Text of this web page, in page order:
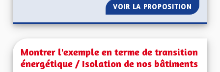
VOIR LA PROPOSITION FAIRE
Montrer l'exemple en terme de transition
énergétique / Isolation de nos bâtiments